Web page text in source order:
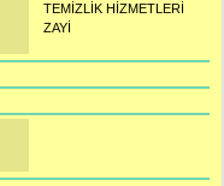
TEMİZLİK HİZMETLERİ
ZAYİ